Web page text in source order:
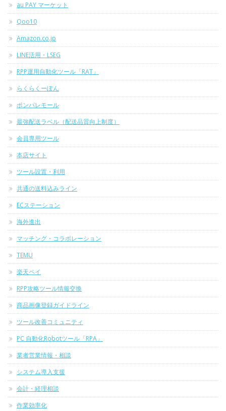
au PAY マーケット
Qoo10
Amazon.co.jp
LINE活用・LSEG
RPP運用自動化ツール「RAT」
らくらくーぽん
ポンパレモール
最強配送ラベル（配送品質向上制度）
会員専用ツール
本店サイト
ツール設置・利用
共通の送料込みライン
ECステーション
海外進出
マッチング・コラボレーション
TEMU
楽天ペイ
RPP攻略ツール情報交換
商品画像登録ガイドライン
ツール改善コミュニティ
PC 自動化Robotツール「RPA」
業者営業情報・相談
システム導入支援
会計・経理相談
作業効率化